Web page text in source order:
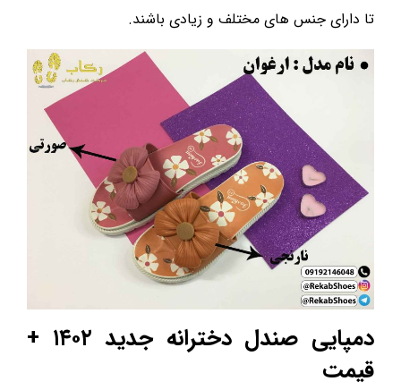
تا دارای جنس های مختلف و زیادی باشند.
دمپایی صندل دخترانه جدید ۱۴۰۲ +
قیمت